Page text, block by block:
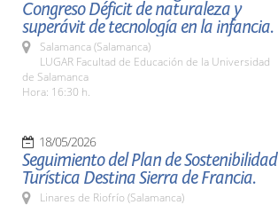
Congreso Déficit de naturaleza y
superávit de tecnología en la infancia.
Salamanca (Salamanca)
LUGAR Facultad de Educación de la Universidad
de Salamanca
Hora: 16:30 h.
18/05/2026
Seguimiento del Plan de Sostenibilidad
Turística Destina Sierra de Francia.
Linares de Riofrío (Salamanca)